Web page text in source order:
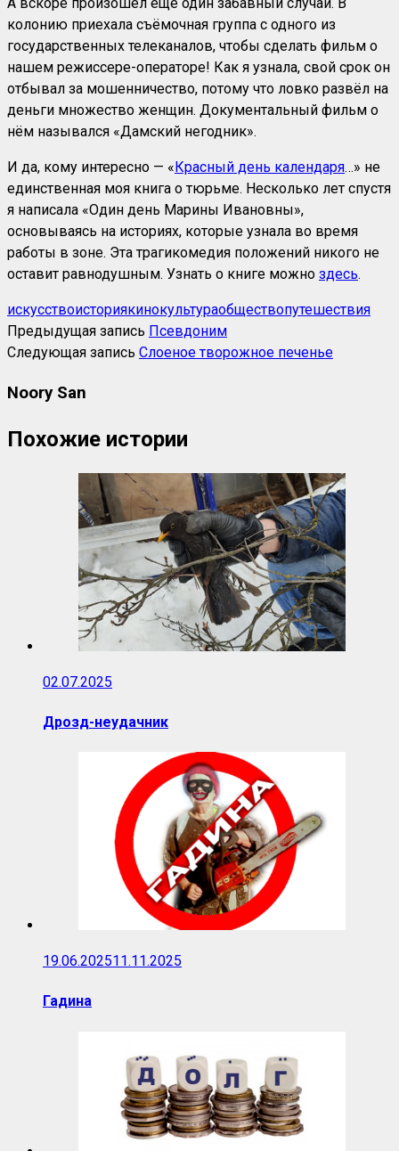
колонию приехала съёмочная группа с одного из
государственных телеканалов, чтобы сделать фильм о
нашем режиссере-операторе! Как я узнала, свой срок он
отбывал за мошенничество, потому что ловко развёл на
деньги множество женщин. Документальный фильм о
нём назывался «Дамский негодник».
И да, кому интересно — «Красный день календаря…» не
единственная моя книга о тюрьме. Несколько лет спустя
я написала «Один день Марины Ивановны»,
основываясь на историях, которые узнала во время
работы в зоне. Эта трагикомедия положений никого не
оставит равнодушным. Узнать о книге можно здесь.
искусствоисториякинокультураобществопутешествия
Предыдущая запись Псевдоним
Следующая запись Слоеное творожное печенье
Noory San
Похожие истории
02.07.2025
Дрозд-неудачник
19.06.202511.11.2025
Гадина